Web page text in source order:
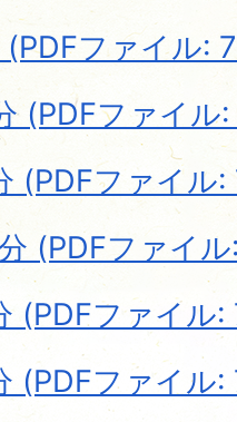
ファイル:
(PDFファイル:
(PDFファイル:
(PDFファイ
(PDFファイル:
(PDFファイル: